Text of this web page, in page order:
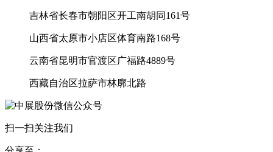
吉林省长春市朝阳区开工南胡同161号
山西省太原市小店区体育南路168号
云南省昆明市官渡区广福路4889号
西藏自治区拉萨市林廓北路
扫一扫关注我们